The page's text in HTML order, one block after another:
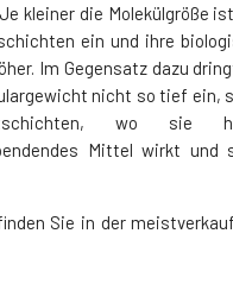
kleiner die Molekülgröße
ein und ihre
Im Gegensatz dazu
nicht so tief ein,
wo sie
Mittel wirkt und
Sie in der